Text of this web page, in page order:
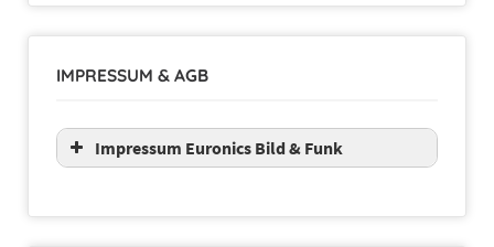
IMPRESSUM & AGB
Impressum Euronics Bild & Funk